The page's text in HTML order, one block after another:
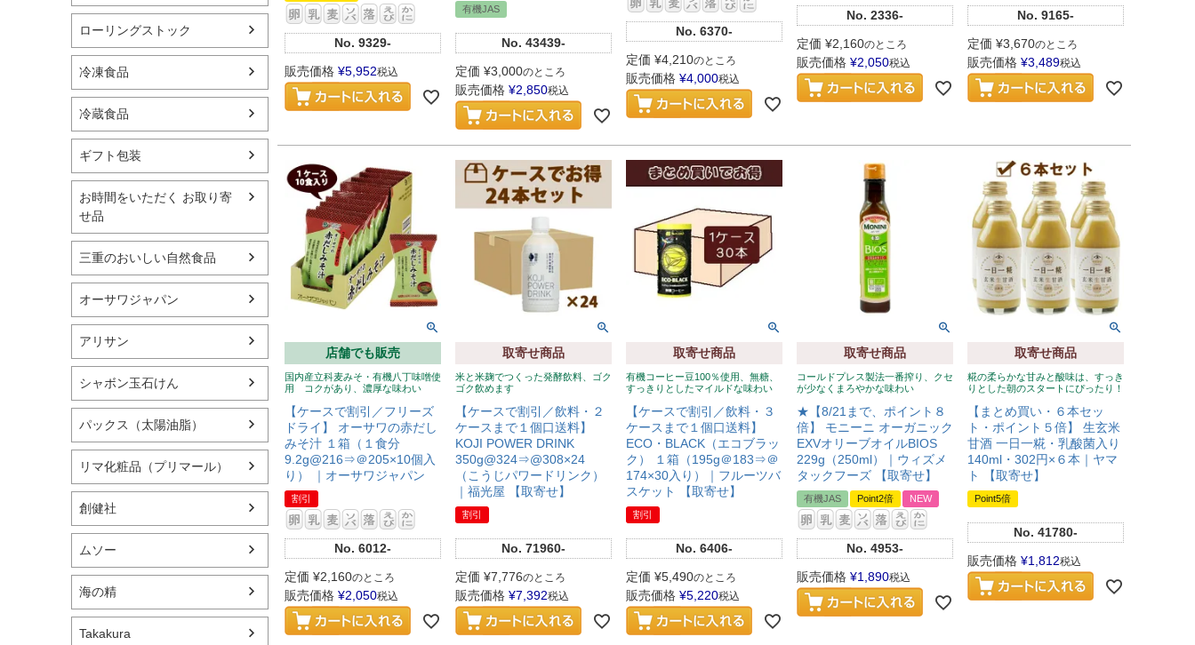
ローリングストック
冷凍食品
冷蔵食品
ギフト包装
お時間をいただく お取り寄
せ品
三重のおいしい自然食品
オーサワジャパン
アリサン
シャボン玉石けん
パックス（太陽油脂）
リマ化粧品（プリマール）
創健社
ムソー
海の精
Takakura
No. 9329-
販売価格 ¥5,952税込
有機JAS
No. 43439-
定価 ¥3,000のところ
販売価格 ¥2,850税込
No. 6370-
定価 ¥4,210のところ
販売価格 ¥4,000税込
No. 2336-
定価 ¥2,160のところ
販売価格 ¥2,050税込
No. 9165-
定価 ¥3,670のところ
販売価格 ¥3,489税込
店舗でも販売
国内産立科麦みそ・有機八丁味噌使
用 コクがあり、濃厚な味わい
【ケースで割引／フリーズ
ドライ】 オーサワの赤だし
みそ汁 １箱（１食分
9.2g@216⇒＠205×10個入
り） ｜オーサワジャパン
割引
No. 6012-
定価 ¥2,160のところ
販売価格 ¥2,050税込
取寄せ商品
米と米麹でつくった発酵飲料、ゴク
ゴク飲めます
【ケースで割引／飲料・２
ケースまで１個口送料】
KOJI POWER DRINK
350g@324⇒@308×24
（こうじパワードリンク）
｜福光屋 【取寄せ】
割引
No. 71960-
定価 ¥7,776のところ
販売価格 ¥7,392税込
取寄せ商品
有機コーヒー豆100％使用、無糖、
すっきりとしたマイルドな味わい
【ケースで割引／飲料・３
ケースまで１個口送料】
ECO・BLACK（エコブラッ
ク） １箱（195g＠183⇒＠
174×30入り）｜フルーツバ
スケット 【取寄せ】
割引
No. 6406-
定価 ¥5,490のところ
販売価格 ¥5,220税込
取寄せ商品
コールドプレス製法一番搾り、クセ
が少なくまろやかな味わい
★【8/21まで、ポイント８
倍】 モニーニ オーガニック
EXVオリーブオイルBIOS
229g（250ml）｜ウィズメ
タックフーズ 【取寄せ】
有機JAS Point2倍 NEW
No. 4953-
販売価格 ¥1,890税込
取寄せ商品
糀の柔らかな甘みと酸味は、すっき
りとした朝のスタートにぴったり！
【まとめ買い・６本セッ
ト・ポイント５倍】 生玄米
甘酒 一日一糀・乳酸菌入り
140ml・302円×６本｜ヤマ
ト 【取寄せ】
Point5倍
No. 41780-
販売価格 ¥1,812税込